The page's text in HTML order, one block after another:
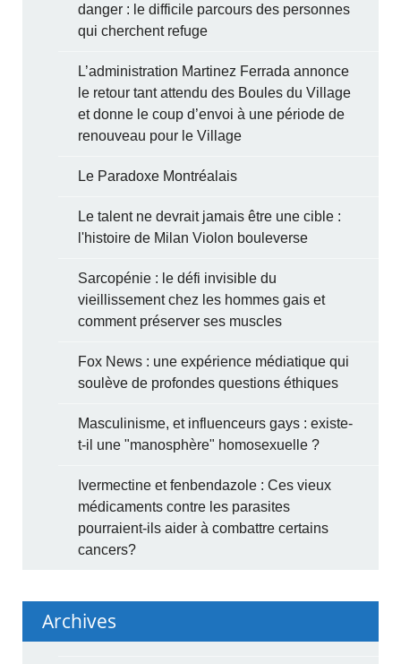
danger : le difficile parcours des personnes
qui cherchent refuge
L’administration Martinez Ferrada annonce
le retour tant attendu des Boules du Village
et donne le coup d’envoi à une période de
renouveau pour le Village
Le Paradoxe Montréalais
Le talent ne devrait jamais être une cible :
l'histoire de Milan Violon bouleverse
Sarcopénie : le défi invisible du
vieillissement chez les hommes gais et
comment préserver ses muscles
Fox News : une expérience médiatique qui
soulève de profondes questions éthiques
Masculinisme, et influenceurs gays : existe-
t-il une "manosphère" homosexuelle ?
Ivermectine et fenbendazole : Ces vieux
médicaments contre les parasites
pourraient-ils aider à combattre certains
cancers?
Archives